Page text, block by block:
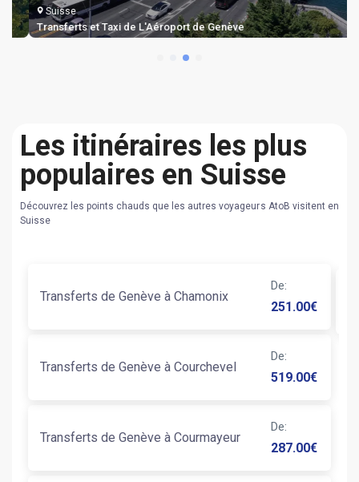
Suisse
Transferts et Taxi de L'Aéroport de Genève
Les itinéraires les plus
populaires en Suisse
Découvrez les points chauds que les autres voyageurs AtoB visitent en
Suisse
Transferts de Genève à Chamonix
De:
251.00€
Transferts de Genève à Courchevel
De:
519.00€
Transferts de Genève à Courmayeur
De:
287.00€